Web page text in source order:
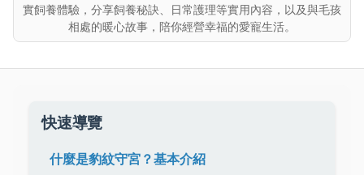
實飼養體驗，分享飼養秘訣、日常護理等實用內容，以及與毛孩
相處的暖心故事，陪你經營幸福的愛寵生活。
快速導覽
什麼是豹紋守宮？基本介紹